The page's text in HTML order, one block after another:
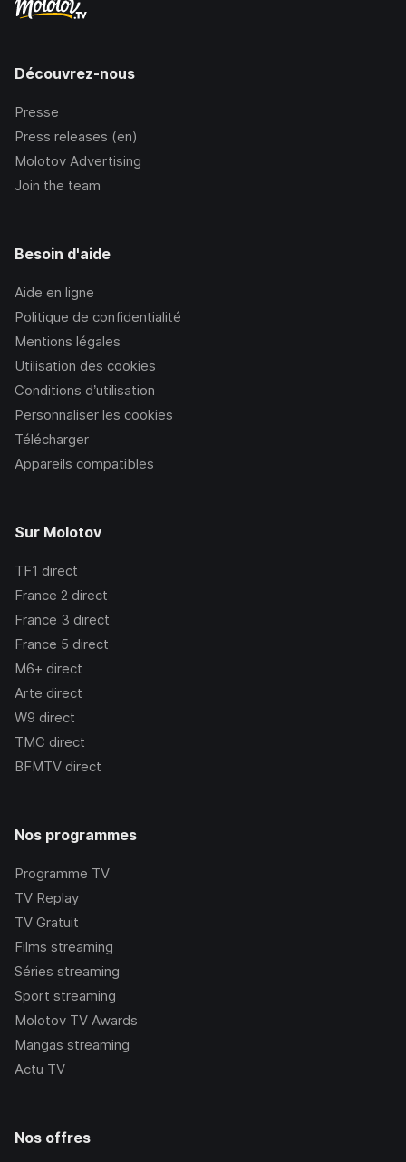
Découvrez-nous
Presse
Press releases (en)
Molotov Advertising
Join the team
Besoin d'aide
Aide en ligne
Politique de confidentialité
Mentions légales
Utilisation des cookies
Conditions d’utilisation
Personnaliser les cookies
Télécharger
Appareils compatibles
Sur Molotov
TF1 direct
France 2 direct
France 3 direct
France 5 direct
M6+ direct
Arte direct
W9 direct
TMC direct
BFMTV direct
Nos programmes
Programme TV
TV Replay
TV Gratuit
Films streaming
Séries streaming
Sport streaming
Molotov TV Awards
Mangas streaming
Actu TV
Nos offres